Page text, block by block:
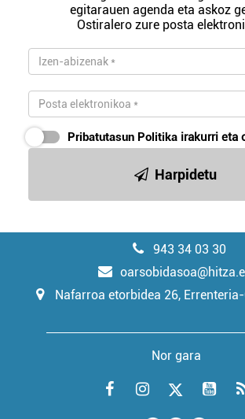
egitarauen agenda eta askoz
Ostiralero zure posta
Pribatutasun Politika irakurri eta
Harpidetu
943 34 03 30
Nafarroa etorbidea 26,
Nor gara